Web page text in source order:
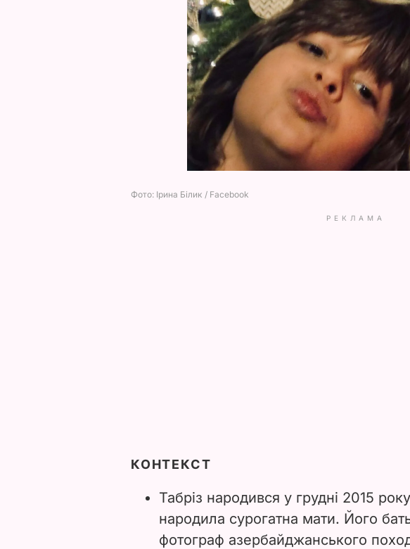
РЕКЛАМА
КОНТЕКСТ
Табріз народився у грудні 2015
народила сурогатна мати. Його
фотограф азербайджанського